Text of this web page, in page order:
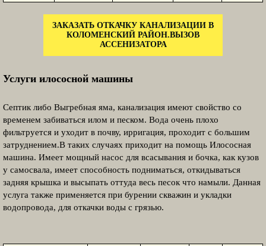
ЗАКАЗАТЬ ОТКАЧКУ КАНАЛИЗАЦИИ В
КОЛОМЕНСКИЙ РАЙОН.ВЫЗОВ
АССЕНИЗАТОРА
Услуги илососной машины
Септик либо Выгребная яма, канализация имеют свойство со
временем забиваться илом и песком. Вода очень плохо
фильтруется и уходит в почву, ирригация, проходит с большим
затруднением.В таких случаях приходит на помощь Илососная
машина. Имеет мощный насос для всасывания и бочка, как кузов
у самосвала, имеет способность подниматься, откидываться
задняя крышка и высыпать оттуда весь песок что намыли. Данная
услуга также применяется при бурении скважин и укладки
водопровода, для откачки воды с грязью.